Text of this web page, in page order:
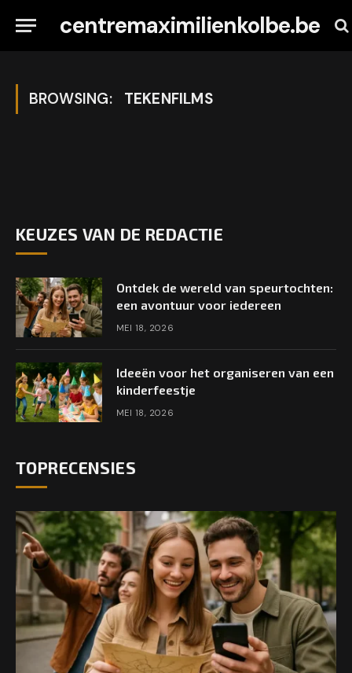
centremaximilienkolbe.be
BROWSING: TEKENFILMS
KEUZES VAN DE REDACTIE
Ontdek de wereld van speurtochten:
een avontuur voor iedereen
MEI 18, 2026
Ideeën voor het organiseren van een
kinderfeestje
MEI 18, 2026
TOPRECENSIES